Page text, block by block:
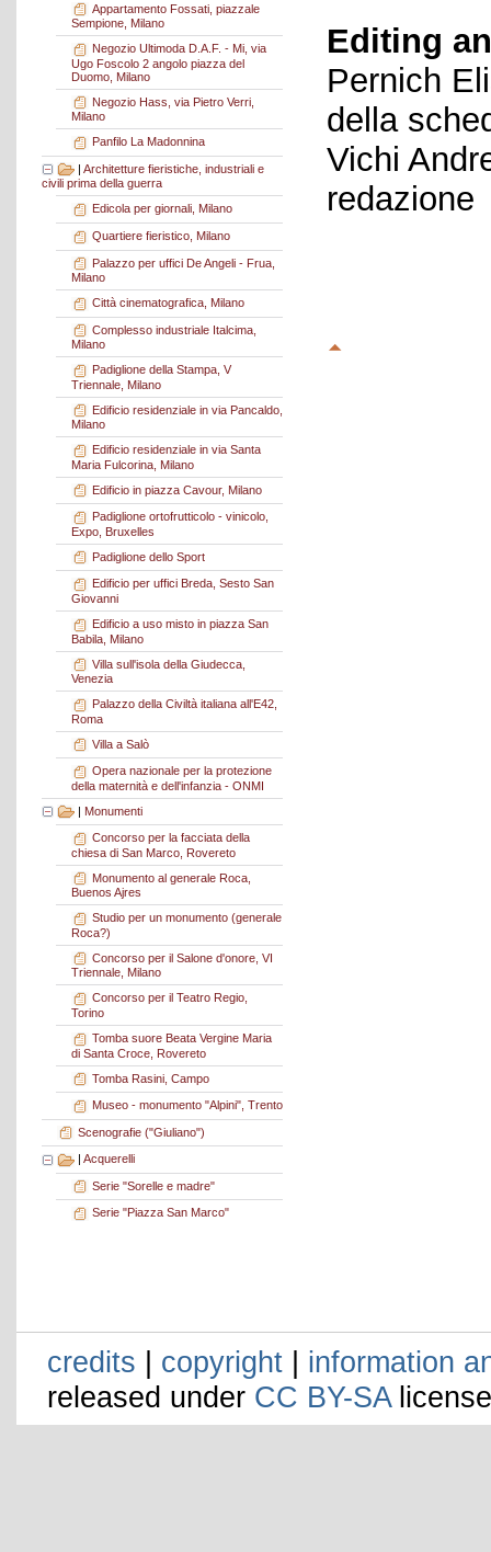
Appartamento Fossati, piazzale
Sempione, Milano
Negozio Ultimoda D.A.F. - Mi, via
Ugo Foscolo 2 angolo piazza del
Duomo, Milano
Negozio Hass, via Pietro Verri,
Milano
Panfilo La Madonnina
| Architetture fieristiche, industriali e
civili prima della guerra
Edicola per giornali, Milano
Quartiere fieristico, Milano
Palazzo per uffici De Angeli - Frua,
Milano
Città cinematografica, Milano
Complesso industriale Italcima,
Milano
Padiglione della Stampa, V
Triennale, Milano
Edificio residenziale in via Pancaldo,
Milano
Edificio residenziale in via Santa
Maria Fulcorina, Milano
Edificio in piazza Cavour, Milano
Padiglione ortofrutticolo - vinicolo,
Expo, Bruxelles
Padiglione dello Sport
Edificio per uffici Breda, Sesto San
Giovanni
Edificio a uso misto in piazza San
Babila, Milano
Villa sull'isola della Giudecca,
Venezia
Palazzo della Civiltà italiana all'E42,
Roma
Villa a Salò
Opera nazionale per la protezione
della maternità e dell'infanzia - ONMI
| Monumenti
Concorso per la facciata della
chiesa di San Marco, Rovereto
Monumento al generale Roca,
Buenos Ajres
Studio per un monumento (generale
Roca?)
Concorso per il Salone d'onore, VI
Triennale, Milano
Concorso per il Teatro Regio,
Torino
Tomba suore Beata Vergine Maria
di Santa Croce, Rovereto
Tomba Rasini, Campo
Museo - monumento "Alpini", Trento
Scenografie ("Giuliano")
Acquerelli
Serie "Sorelle e madre"
Serie "Piazza San Marco"
Editing
Pernich
della
Vichi
redazione
credits | copyright | information
released under CC BY-SA